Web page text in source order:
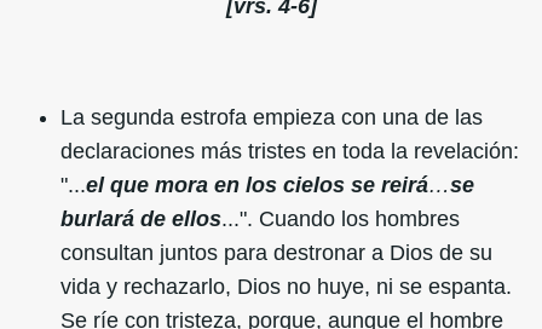
[vrs. 4-6]
La segunda estrofa empieza con una de las
declaraciones más tristes en toda la revelación:
"...el que mora en los cielos se reirá…se
burlará de ellos...". Cuando los hombres
consultan juntos para destronar a Dios de su
vida y rechazarlo, Dios no huye, ni se espanta.
Se ríe con tristeza, porque, aunque el hombre